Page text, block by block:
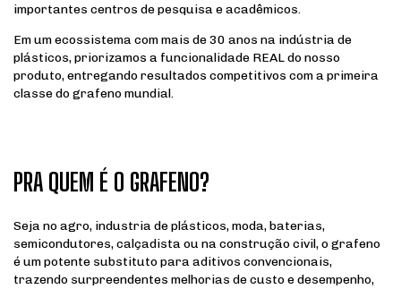
importantes centros de pesquisa e acadêmicos.
Em um ecossistema com mais de 30 anos na indústria de
plásticos, priorizamos a funcionalidade REAL do nosso
produto, entregando resultados competitivos com a primeira
classe do grafeno mundial.
PRA QUEM É O GRAFENO?
Seja no agro, industria de plásticos, moda, baterias,
semicondutores, calçadista ou na construção civil, o grafeno
é um potente substituto para aditivos convencionais,
trazendo surpreendentes melhorias de custo e desempenho,